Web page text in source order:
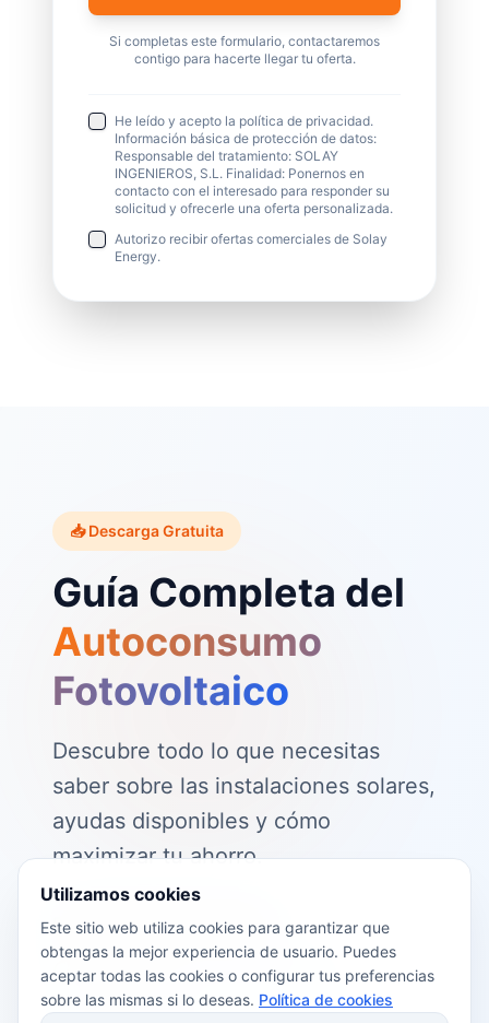
Si completas este formulario, contactaremos
contigo para hacerte llegar tu oferta.
He leído y acepto la política de privacidad.
Información básica de protección de datos:
Responsable del tratamiento: SOLAY
INGENIEROS, S.L. Finalidad: Ponernos en
contacto con el interesado para responder su
solicitud y ofrecerle una oferta personalizada.
Autorizo recibir ofertas comerciales de Solay
Energy.
📥 Descarga Gratuita
Guía Completa del
Autoconsumo
Fotovoltaico
Descubre todo lo que necesitas
saber sobre las instalaciones solares,
ayudas disponibles y cómo
maximizar tu ahorro.
📖 Contenido de la guía:
Cómo funciona el autoconsumo
fotovoltaico
Utilizamos cookies
Este sitio web utiliza cookies para garantizar que
obtengas la mejor experiencia de usuario. Puedes
aceptar todas las cookies o configurar tus preferencias
sobre las mismas si lo deseas. Política de cookies